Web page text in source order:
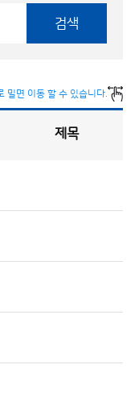
검색
밀면 이동 할 수 있습니다.
제목